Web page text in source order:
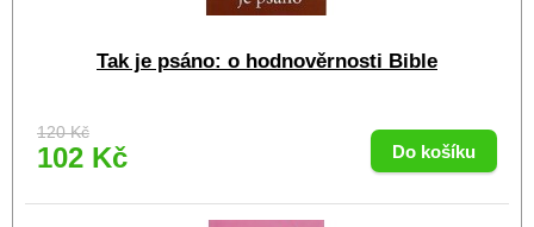
Tak je psáno: o hodnověrnosti Bible
120 Kč
102 Kč